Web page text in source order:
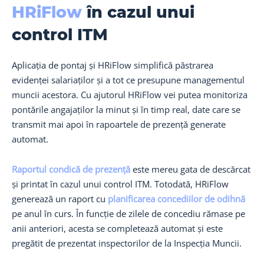
HRiFlow în cazul unui
control ITM
Aplicația de pontaj și HRiFlow simplifică păstrarea
evidenței salariaților și a tot ce presupune managementul
muncii acestora. Cu ajutorul HRiFlow vei putea monitoriza
pontările angajaților la minut și în timp real, date care se
transmit mai apoi în rapoartele de prezență generate
automat.
Raportul condică de prezență este mereu gata de descărcat
și printat în cazul unui control ITM. Totodată, HRiFlow
generează un raport cu planificarea concediilor de odihnă
pe anul în curs. În funcție de zilele de concediu rămase pe
anii anteriori, acesta se completează automat și este
pregătit de prezentat inspectorilor de la Inspecția Muncii.